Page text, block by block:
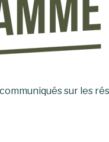
sur les